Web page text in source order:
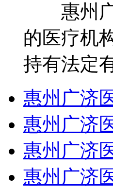
惠州广
的医疗机
持有法定
惠州广济
惠州广济
惠州广济
惠州广济